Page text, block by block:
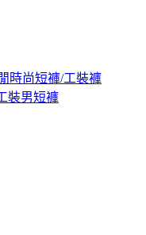
時尚短褲/工裝褲
裝男短褲